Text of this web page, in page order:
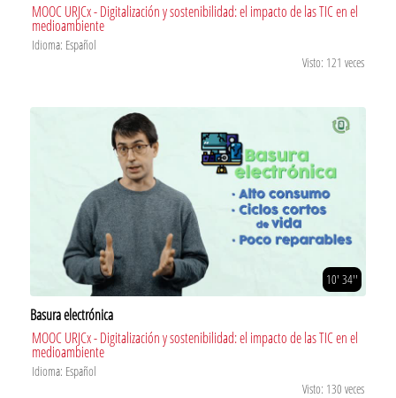
MOOC URJCx - Digitalización y sostenibilidad: el impacto de las TIC en el
medioambiente
Idioma: Español
Visto: 121 veces
10' 34''
Basura electrónica
MOOC URJCx - Digitalización y sostenibilidad: el impacto de las TIC en el
medioambiente
Idioma: Español
Visto: 130 veces